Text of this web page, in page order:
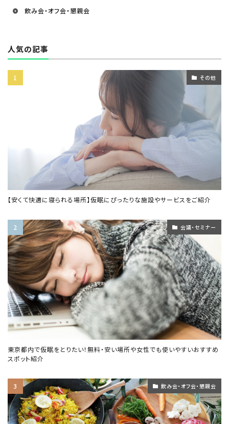
飲み会・オフ会・懇親会
人気の記事
その他
【安くて快適に寝られる場所】仮眠にぴったりな施設やサービスをご紹介
会議・セミナー
東京都内で仮眠をとりたい！無料・安い場所や女性でも使いやすいおすすめ
スポット紹介
飲み会・オフ会・懇親会